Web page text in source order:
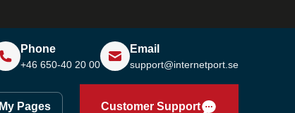
Phone
+46 650-40 20 00
Email
support@internetport.se
My Pages Customer Support